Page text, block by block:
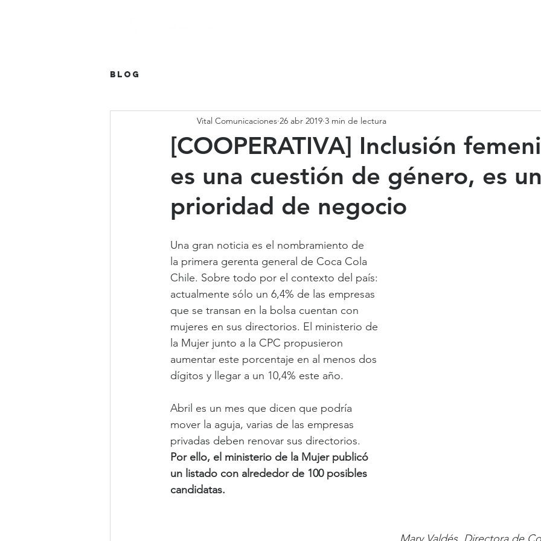
Blog
[COOPERATIVA] Inclusión
es una cuestión de género, es
prioridad de negocio
Vital Comunicaciones 26 abr 2019 3 min de lectura
Una gran noticia es el nombramiento de
la primera gerenta general de Coca Cola
Chile. Sobre todo por el contexto del país:
actualmente sólo un 6,4% de las empresas
que se transan en la bolsa cuentan con
mujeres en sus directorios. El ministerio de
la Mujer junto a la CPC propusieron
aumentar este porcentaje en al menos dos
dígitos y llegar a un 10,4% este año.
Abril es un mes que dicen que podría
mover la aguja, varias de las empresas
privadas deben renovar sus directorios.
Por ello, el ministerio de la Mujer publicó
un listado con alrededor de 100 posibles
candidatas.